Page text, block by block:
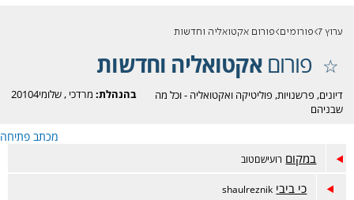
ערוץ 7 פורומים פורום אקטואליה וחדשות
פורוםאקטואליה וחדשות
בהנהלת: מרדכי ,שלומי20104
דיונים, פרשנויות, פוליטיקה ואקטואליה - וכל מה
שבניהם
מכתב פתיחה
במקום רועישםטוב
כי ביבי shaulreznik